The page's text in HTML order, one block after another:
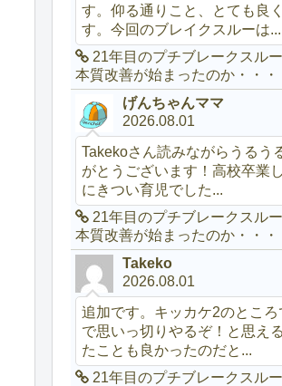
す。仰る通りこと、とても良
す。今回のブレイクスルーは...
21年目のプチブレークスル
本質改善が始まったのか・・・
げんちゃんママ
2026.08.01
Takekoさん読みながらうるう
がとうございます！高校卒業
にきつい育児でした...
21年目のプチブレークスル
本質改善が始まったのか・・・
Takeko
2026.08.01
追加です。キッカケ2のところ
で思いっ切りやるぞ！と思え
たことも良かったのだと...
21年目のプチブレークスル